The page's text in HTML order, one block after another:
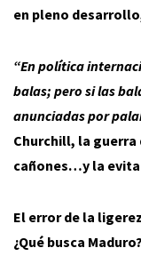
en pleno
“En política
balas; pero si las
anunciadas por
Churchill, la guerra
cañones…y la
El error de la
¿Qué busca Maduro?